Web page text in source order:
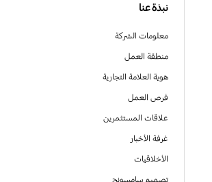
نبذة عنا
معلومات الشركة
منطقة العمل
هوية العلامة التجارية
فرص العمل
علاقات المستثمرين
غرفة الأخبار
الأخلاقيات